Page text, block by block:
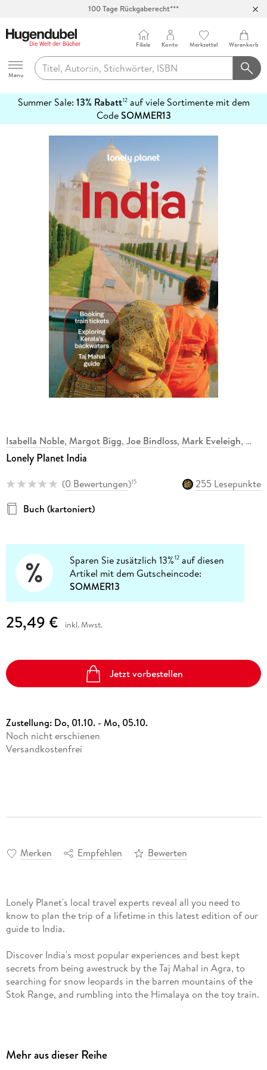
Abholung in über 100 Filialen
Hugendubel
Menu
Filiale Konto Merkzettel Warenkorb
Summer Sale: 13% Rabatt12auf viele Sortimente mit dem
CodeSOMMER13
erfahren
Isabella Noble, Margot Bigg, Joe Bindloss, Mark Eveleigh,
Lonely Planet India
(0 Bewertungen)15
255 Lesepunkte
Buch (kartoniert)
Sparen Sie zusätzlich 13%12 auf diesen
Artikel mit dem Gutscheincode:
SOMMER13
25,49 € inkl. Mwst.
Jetzt vorbestellen
Zustellung: Do, 01.10. - Mo, 05.10.
Noch nicht erschienen
Versandkostenfrei
Merken Empfehlen Bewerten
Lonely Planet's local travel experts reveal all you need to
know to plan the trip of a lifetime in this latest edition of our
guide to India.
Discover India's most popular experiences and best kept
secrets from being awestruck by the Taj Mahal in Agra, to
searching for snow leopards in the barren mountains of the
Stok Range, and rumbling into the Himalaya on the toy train.
Mehr aus dieser Reihe